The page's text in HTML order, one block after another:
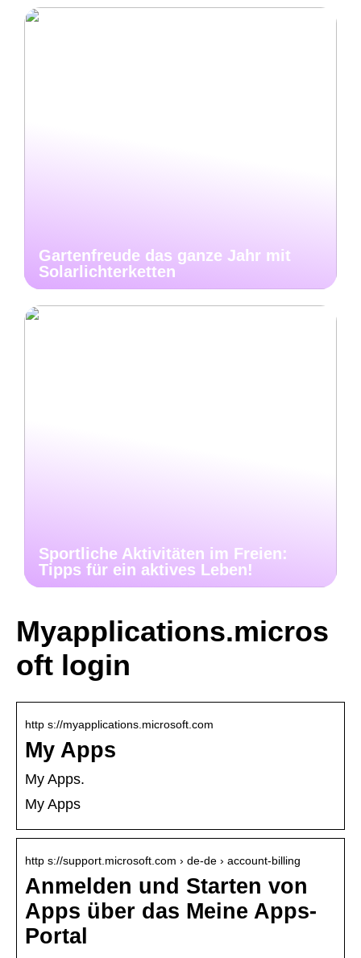
Gartenfreude das ganze Jahr mit
Solarlichterketten
Sportliche Aktivitäten im Freien:
Tipps für ein aktives Leben!
Myapplications.micros
oft login
http s://myapplications.microsoft.com
My Apps
My Apps.
My Apps
http s://support.microsoft.com › de-de › account-billing
Anmelden und Starten von
Apps über das Meine Apps-
Portal